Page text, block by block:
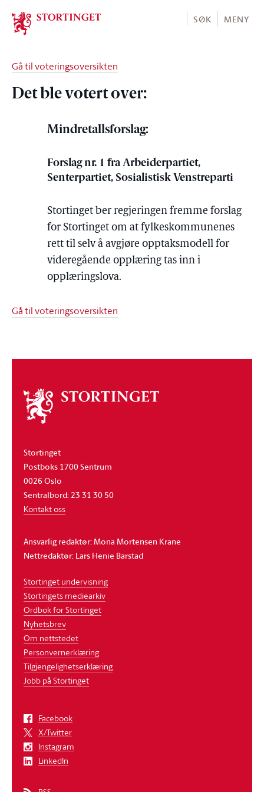
Stortinget.no
SØK MENY
Gå til voteringsoversikten
Det ble votert over:
Mindretallsforslag:
Forslag nr. 1 fra Arbeiderpartiet,
Senterpartiet, Sosialistisk Venstreparti
Stortinget ber regjeringen fremme forslag
for Stortinget om at fylkeskommunenes
rett til selv å avgjøre opptaksmodell for
videregående opplæring tas inn i
opplæringslova.
Gå til voteringsoversikten
Om
stortinget
Stortinget
Postboks 1700 Sentrum
0026 Oslo
Sentralbord: 23 31 30 50
Kontakt oss
Ansvarlig redaktør: Mona Mortensen Krane
Nettredaktør: Lars Henie Barstad
Stortinget undervisning
Stortingets mediearkiv
Ordbok for Stortinget
Nyhetsbrev
Om nettstedet
Personvernerklæring
Tilgjengelighetserklæring
Jobb på Stortinget
Facebook
X/Twitter
Instagram
LinkedIn